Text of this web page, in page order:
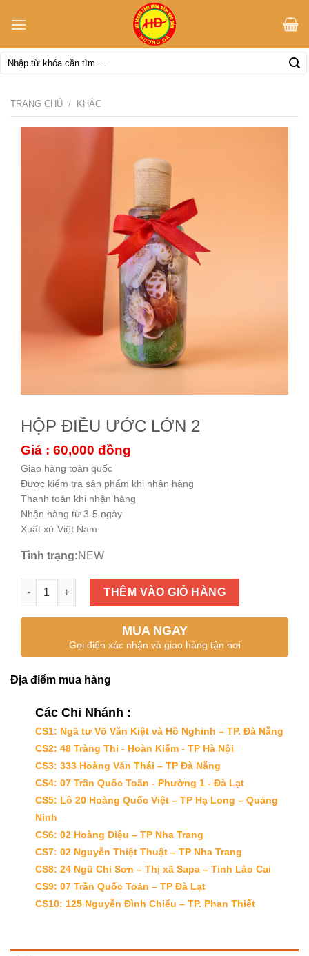
Tìm
kiếm:
TRANG CHỦ / KHÁC
HỘP ĐIỀU ƯỚC LỚN 2
Giá : 60,000 đồng
Giao hàng toàn quốc
Được kiểm tra sản phẩm khi nhận hàng
Thanh toán khi nhận hàng
Nhận hàng từ 3-5 ngày
Xuất xứ Việt Nam
Tình trạng:NEW
HỘP ĐIỀU ƯỚC LỚN 2 số lượng
THÊM VÀO GIỎ HÀNG
MUA NGAY
Gọi điện xác nhận và giao hàng tận nơi
Địa điểm mua hàng
Các Chi Nhánh :
CS1: Ngã tư Võ Văn Kiệt và Hồ Nghinh – TP. Đà Nẵng
CS2: 48 Tràng Thi - Hoàn Kiếm - TP Hà Nội
CS3: 333 Hoàng Văn Thái – TP Đà Nẵng
CS4: 07 Trần Quốc Toãn - Phường 1 - Đà Lạt
CS5: Lô 20 Hoàng Quốc Việt – TP Hạ Long – Quảng
Ninh
CS6: 02 Hoàng Diệu – TP Nha Trang
CS7: 02 Nguyễn Thiệt Thuật – TP Nha Trang
CS8: 24 Ngũ Chỉ Sơn – Thị xã Sapa – Tỉnh Lào Cai
CS9: 07 Trần Quốc Toản – TP Đà Lạt
CS10: 125 Nguyễn Đình Chiểu – TP. Phan Thiết